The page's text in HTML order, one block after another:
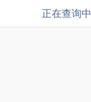
正在查询中